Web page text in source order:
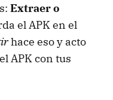
Extraer o
el APK en el
hace eso y acto
APK con tus